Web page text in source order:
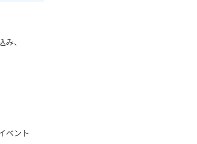
、
ベント